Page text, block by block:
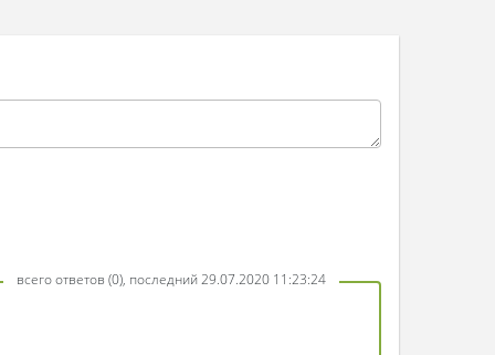
всего ответов (0), последний 29.07.2020 11:23:24